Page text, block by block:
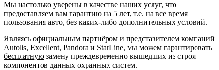
Мы настолько уверены в качестве наших услуг, что
предоставляем вам гарантию на 5 лет, т.е. на все время
пользования авто, без каких-либо дополнительных условий.
Являясь официальным партнёром и представителем компаний
Autolis, Excellent, Pandora и StarLine, мы можем гарантировать
бесплатную замену преждевременно вышедших из строя
компонентов данных охранных систем.